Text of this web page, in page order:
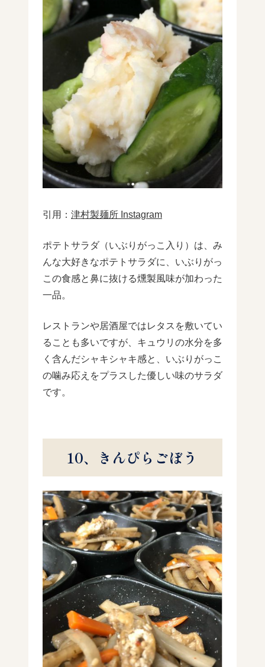
引用： 津村製麺所 Instagram
ポテトサラダ（いぶりがっこ入り）は、み
んな大好きなポテトサラダに、いぶりがっ
この食感と鼻に抜ける燻製風味が加わった
一品。
レストランや居酒屋ではレタスを敷いてい
ることも多いですが、キュウリの水分を多
く含んだシャキシャキ感と、いぶりがっこ
の噛み応えをプラスした優しい味のサラダ
です。
10、きんぴらごぼう